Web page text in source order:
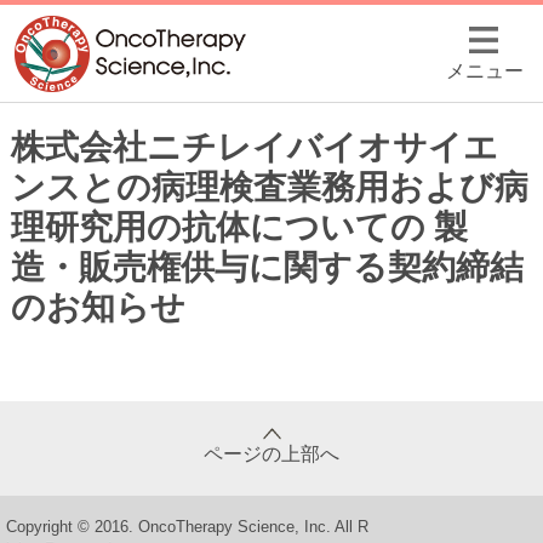
メニュー
株式会社ニチレイバイオサイエ
ンスとの病理検査業務用および病
理研究用の抗体についての 製
造・販売権供与に関する契約締結
のお知らせ
ページの上部へ
Copyright © 2016. OncoTherapy Science, Inc. All R